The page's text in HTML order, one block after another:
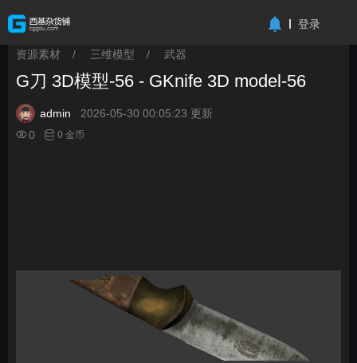
登录
资源素材 / 三维模型 / 武器
G刀 3D模型-56 - GKnife 3D model-56
admin
2026-05-30 00:05:23 更新
0
0 金币